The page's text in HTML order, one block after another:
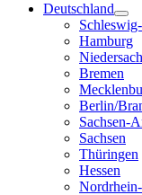
Deutschland
Hamburg
Bremen
Berlin/
Sachsen-
Sachsen
Thüringen
Hessen